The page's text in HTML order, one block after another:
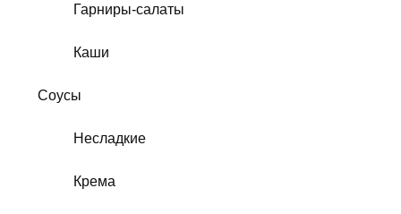
Гарниры-салаты
Каши
Соусы
Несладкие
Крема